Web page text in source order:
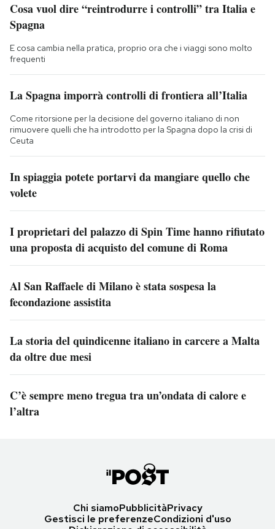
Cosa vuol dire “reintrodurre i controlli” tra Italia e
Spagna
E cosa cambia nella pratica, proprio ora che i viaggi sono molto
frequenti
La Spagna imporrà controlli di frontiera all’Italia
Come ritorsione per la decisione del governo italiano di non
rimuovere quelli che ha introdotto per la Spagna dopo la crisi di
Ceuta
In spiaggia potete portarvi da mangiare quello che
volete
I proprietari del palazzo di Spin Time hanno rifiutato
una proposta di acquisto del comune di Roma
Al San Raffaele di Milano è stata sospesa la
fecondazione assistita
La storia del quindicenne italiano in carcere a Malta
da oltre due mesi
C’è sempre meno tregua tra un’ondata di calore e
l’altra
Chi siamoPubblicitàPrivacy
Gestisci le preferenzeCondizioni d'uso